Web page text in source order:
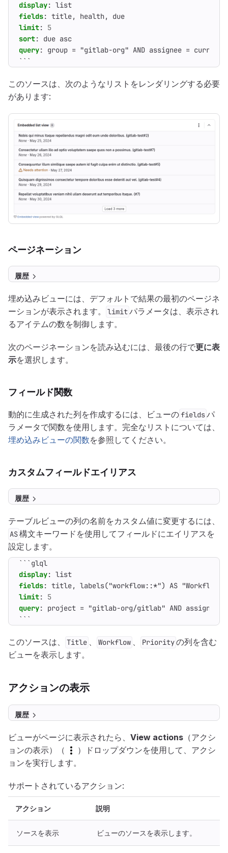
display: list
fields: title, health, due
limit:
5
sort:
due asc
query:
group = "gitlab-org" AND assignee =
```
このソースは、次のようなリストをレンダリングする必要
があります:
ページネーション
履歴
埋め込みビューには、デフォルトで結果の最初のページネ
ーションが表示されます。
limitパラメータは、表示され
るアイテムの数を制御します。
次のページネーションを読み込むには、最後の行で更に表
示を選択します。
フィールド関数
動的に生成された列を作成するには、ビューのfieldsパ
ラメータで関数を使用します。完全なリストについては、
埋め込みビューの関数を参照してください。
カスタムフィールドエイリアス
履歴
テーブルビューの列の名前をカスタム値に変更するには、
AS構文キーワードを使用してフィールドにエイリアスを
設定します。
```glql
display: list
fields: title, labels("workflow::*") AS
limit:
5
query:
project = "gitlab-org/gitlab" AND assignee =
```
このソースは、 Title Workflow Priorityの列を含む
ビューを表示します。
アクションの表示
履歴
ビューがページに表示されたら、 View actions （アクシ
ョンの表示）（
）ドロップダウンを使用して、アクシ
ョンを実行します。
サポートされているアクション:
アクション 説明
ソースを表示 ビューのソースを表示します。